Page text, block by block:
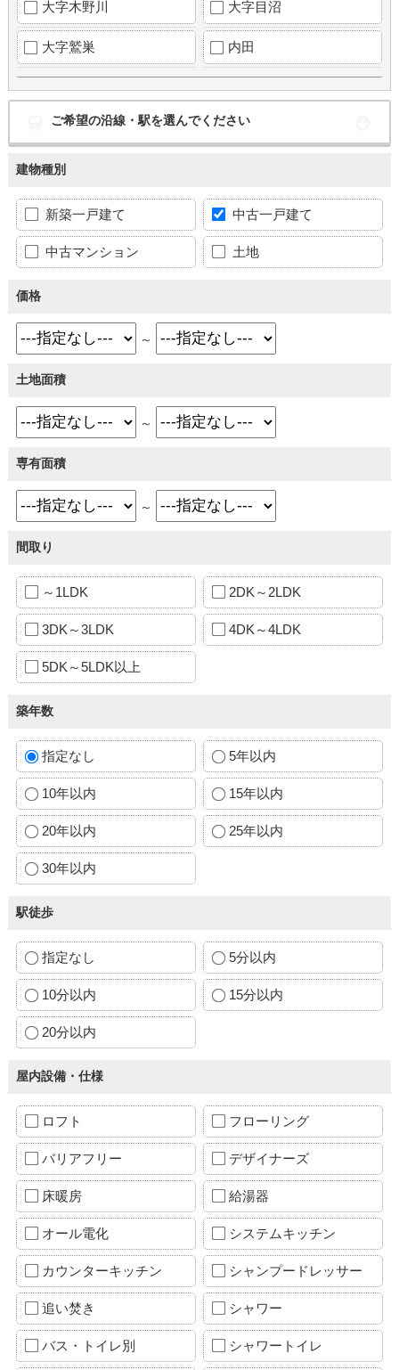
大字木野川 大字目沼
大字鷲巣 内田
ご希望の沿線・駅を選んでください
建物種別
新築一戸建て 中古一戸建て
中古マンション 土地
価格
～
土地面積
～
専有面積
～
間取り
～1LDK 2DK～2LDK
3DK～3LDK 4DK～4LDK
5DK～5LDK以上
築年数
指定なし 5年以内
10年以内 15年以内
20年以内 25年以内
30年以内
駅徒歩
指定なし 5分以内
10分以内 15分以内
20分以内
屋内設備・仕様
ロフト フローリング
バリアフリー デザイナーズ
床暖房 給湯器
オール電化 システムキッチン
カウンターキッチン シャンプードレッサー
追い焚き シャワー
バス・トイレ別 シャワートイレ